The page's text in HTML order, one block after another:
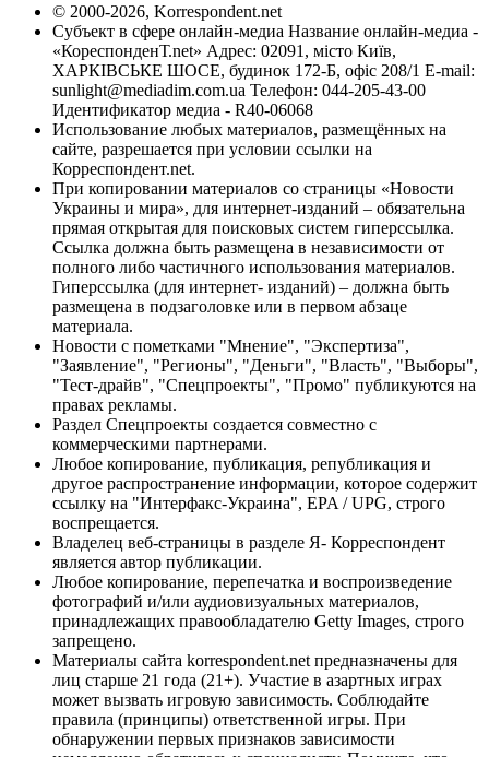
© 2000-2026, Korrespondent.net
Субъект в сфере онлайн-медиа Название онлайн-медиа -
«КореспонденТ.net» Адрес: 02091, місто Київ,
ХАРКІВСЬКЕ ШОСЕ, будинок 172-Б, офіс 208/1 E-mail:
sunlight@mediadim.com.ua Телефон: 044-205-43-00
Идентификатор медиа - R40-06068
Использование любых материалов, размещённых на
сайте, разрешается при условии ссылки на
Корреспондент.net.
При копировании материалов со страницы «Новости
Украины и мира», для интернет-изданий – обязательна
прямая открытая для поисковых систем гиперссылка.
Ссылка должна быть размещена в независимости от
полного либо частичного использования материалов.
Гиперссылка (для интернет- изданий) – должна быть
размещена в подзаголовке или в первом абзаце
материала.
Новости с пометками "Мнение", "Экспертиза",
"Заявление", "Регионы", "Деньги", "Власть", "Выборы",
"Тест-драйв", "Спецпроекты", "Промо" публикуются на
правах рекламы.
Раздел Спецпроекты создается совместно с
коммерческими партнерами.
Любое копирование, публикация, републикация и
другое распространение информации, которое содержит
ссылку на "Интерфакс-Украина", EPA / UPG, строго
воспрещается.
Владелец веб-страницы в разделе Я- Корреспондент
является автор публикации.
Любое копирование, перепечатка и воспроизведение
фотографий и/или аудиовизуальных материалов,
принадлежащих правообладателю Getty Images, строго
запрещено.
Материалы сайта korrespondent.net предназначены для
лиц старше 21 года (21+). Участие в азартных играх
может вызвать игровую зависимость. Соблюдайте
правила (принципы) ответственной игры. При
обнаружении первых признаков зависимости